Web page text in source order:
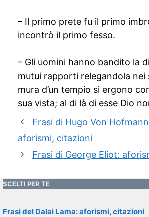
– Il primo prete fu il primo
incontrò il primo fesso.
– Gli uomini hanno bandito la
mutui rapporti relegandola nei
mura d’un tempio si ergono
sua vista; al di là di esse Dio
Frasi di Hugo Von
aforismi, citazioni
Frasi di George Eliot:
SCELTI PER TE
Frasi del Dalai Lama: aforismi, citazioni